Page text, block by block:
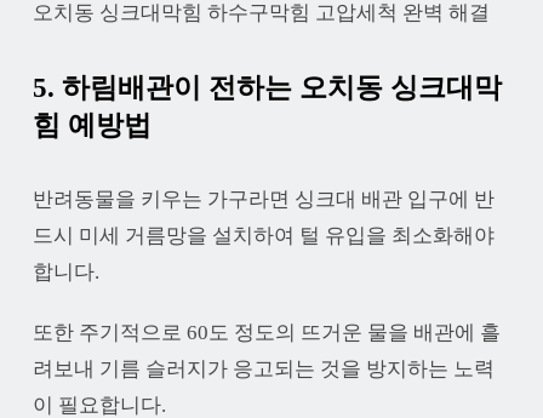
오치동 싱크대막힘 하수구막힘 고압세척 완벽 해결
5. 하림배관이 전하는 오치동 싱크대막
힘 예방법
반려동물을 키우는 가구라면 싱크대 배관 입구에 반
드시 미세 거름망을 설치하여 털 유입을 최소화해야
합니다.
또한 주기적으로 60도 정도의 뜨거운 물을 배관에 흘
려보내 기름 슬러지가 응고되는 것을 방지하는 노력
이 필요합니다.